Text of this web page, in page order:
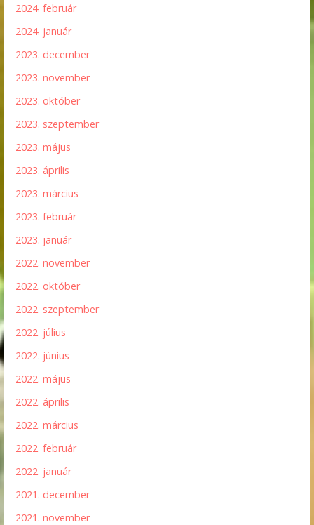
2024. február
2024. január
2023. december
2023. november
2023. október
2023. szeptember
2023. május
2023. április
2023. március
2023. február
2023. január
2022. november
2022. október
2022. szeptember
2022. július
2022. június
2022. május
2022. április
2022. március
2022. február
2022. január
2021. december
2021. november